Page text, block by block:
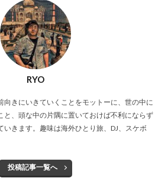
RYO
向きにいきていくことをモットーに、世の中に
と、頭な中の片隅に置いておけば不利にならず
いきます。趣味は海外ひとり旅、DJ、スケボ
投稿記事一覧へ